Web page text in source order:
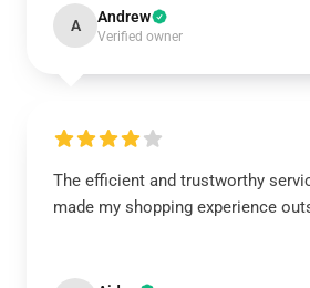
A Andrew
Verified owner
The efficient and trustworthy
made my shopping experience